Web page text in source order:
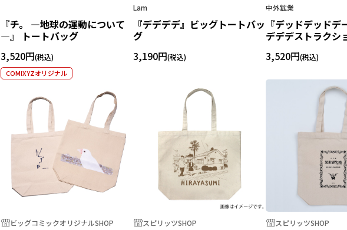
『チ。 ―地球の運動について
―』 トートバッグ
3,520円
COMIXYZオリジナル
Lam
『デデデデ』ビッグトートバッ
グ
3,190円
中外鉱業
『デッドデッドデ
デデデストラクシ
3,520円
ビッグコミックオリジナルSHOP
スピリッツSHOP
スピリッツSHOP